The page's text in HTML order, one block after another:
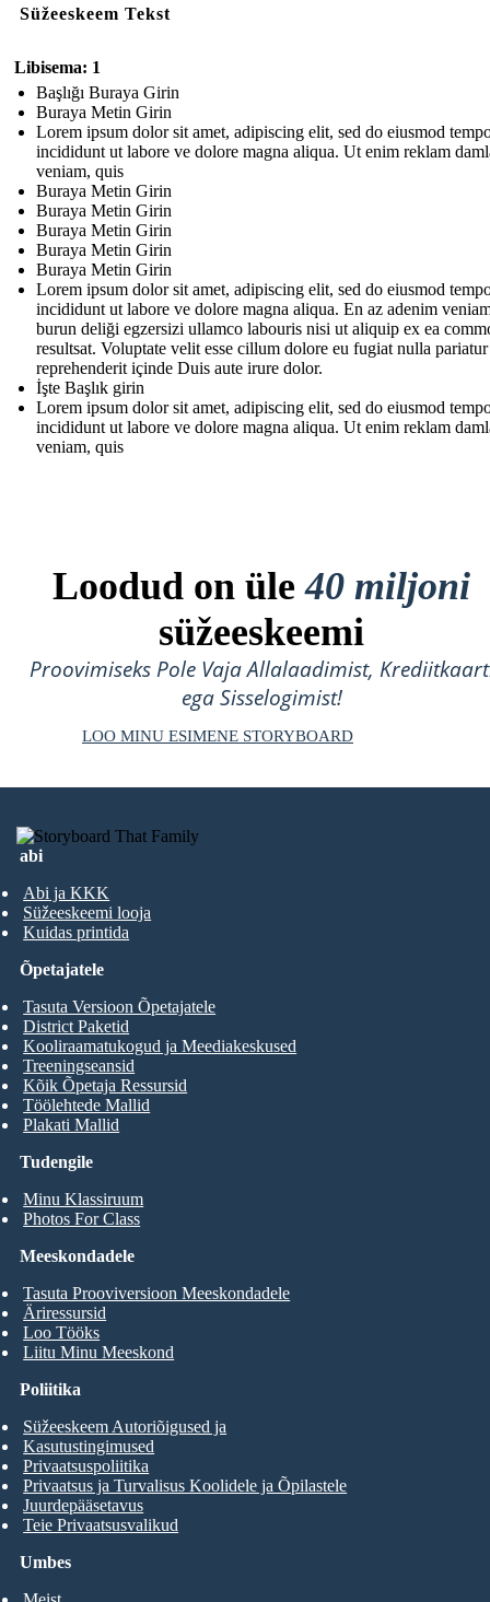
Süžeeskeem Tekst
Libisema: 1
Başlığı Buraya Girin
Buraya Metin Girin
Lorem ipsum dolor sit amet, adipiscing elit, sed do eiusmod
incididunt ut labore ve dolore magna aliqua. Ut enim reklam
veniam, quis
Buraya Metin Girin
Buraya Metin Girin
Buraya Metin Girin
Buraya Metin Girin
Buraya Metin Girin
Lorem ipsum dolor sit amet, adipiscing elit, sed do eiusmod
incididunt ut labore ve dolore magna aliqua. En az adenim
burun deliği egzersizi ullamco labouris nisi ut aliquip ex ea
resultsat. Voluptate velit esse cillum dolore eu fugiat nulla
reprehenderit içinde Duis aute irure dolor.
İşte Başlık girin
Lorem ipsum dolor sit amet, adipiscing elit, sed do eiusmod
incididunt ut labore ve dolore magna aliqua. Ut enim reklam
veniam, quis
Loodud on üle40 miljoni
süžeeskeemi
Proovimiseks Pole Vaja Allalaadimist,
ega Sisselogimist!
LOO MINU ESIMENE STORYBOARD
abi
Abi ja KKK
Süžeeskeemi looja
Kuidas printida
Tudengile
Minu Klassiruum
Photos For Class
Õpetajatele
Tasuta Versioon Õpetajatele
District Paketid
Kooliraamatukogud ja Meediakeskused
Treeningseansid
Kõik Õpetaja Ressursid
Töölehtede Mallid
Plakati Mallid
Meeskondadele
Tasuta Prooviversioon Meeskondadele
Äriressursid
Loo Tööks
Liitu Minu Meeskond
Umbes
Poliitika
Süžeeskeem Autoriõigused ja
Kasutustingimused
Privaatsuspoliitika
Privaatsus ja Turvalisus Koolidele ja Õpilastele
Juurdepääsetavus
Teie Privaatsusvalikud